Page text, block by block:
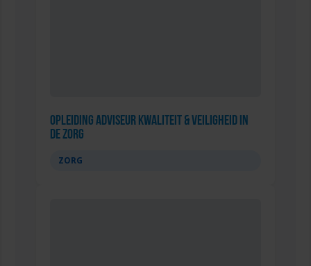
Opleiding Adviseur Kwaliteit & Veiligheid in
de zorg
ZORG